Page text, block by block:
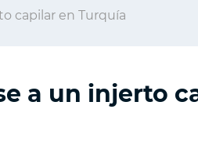
capilar en Turquía
a un injerto